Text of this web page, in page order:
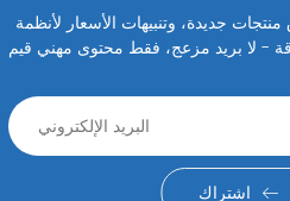
جديدة، وتنبيهات الأسعار لأنظمة
- لا بريد مزعج، فقط محتوى مهني قيم
اشتراك